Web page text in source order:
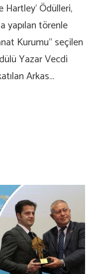
Hartley’ Ödülleri,
yapılan törenle
Kurumu” seçilen
Yazar Vecdi
Arkas…